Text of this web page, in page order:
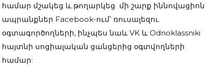
համար մշակեց և թողարկեց մի շարք իննովացիոն
ապրանքներ Facebook-ում՝ ռուսալեզու
օգտագործողների, ինչպես նաև VK և Odnoklassniki
հայտնի սոցիալական ցանցերից օգտվողների
համար: